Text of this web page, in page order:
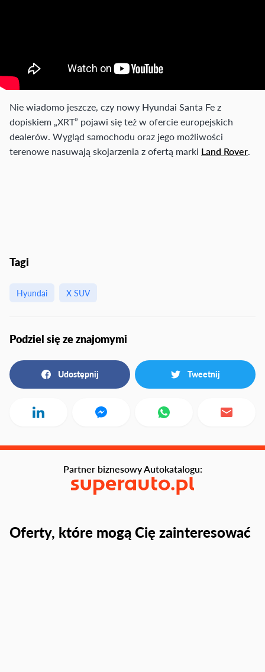
Nie wiadomo jeszcze, czy nowy Hyundai Santa Fe z
dopiskiem „XRT” pojawi się też w ofercie europejskich
dealerów. Wygląd samochodu oraz jego możliwości
terenowe nasuwają skojarzenia z ofertą marki Land Rover.
Tagi
Hyundai X SUV
Podziel się ze znajomymi
Udostępnij Tweetnij
Oferty, które mogą Cię zainteresować
Partner biznesowy Autokatalogu: